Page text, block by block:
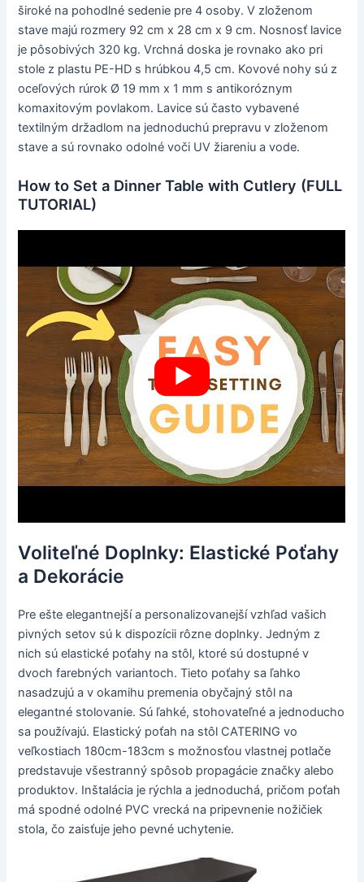
široké na pohodlné sedenie pre 4 osoby. V zloženom
stave majú rozmery 92 cm x 28 cm x 9 cm. Nosnosť lavice
je pôsobivých 320 kg. Vrchná doska je rovnako ako pri
stole z plastu PE-HD s hrúbkou 4,5 cm. Kovové nohy sú z
oceľových rúrok Ø 19 mm x 1 mm s antikoróznym
komaxitovým povlakom. Lavice sú často vybavené
textilným držadlom na jednoduchú prepravu v zloženom
stave a sú rovnako odolné voči UV žiareniu a vode.
How to Set a Dinner Table with Cutlery (FULL
TUTORIAL)
Voliteľné Doplnky: Elastické Poťahy
a Dekorácie
Pre ešte elegantnejší a personalizovanejší vzhľad vašich
pivných setov sú k dispozícii rôzne doplnky. Jedným z
nich sú elastické poťahy na stôl, ktoré sú dostupné v
dvoch farebných variantoch. Tieto poťahy sa ľahko
nasadzujú a v okamihu premenia obyčajný stôl na
elegantné stolovanie. Sú ľahké, stohovateľné a jednoducho
sa používajú. Elastický poťah na stôl CATERING vo
veľkostiach 180cm-183cm s možnosťou vlastnej potlače
predstavuje všestranný spôsob propagácie značky alebo
produktov. Inštalácia je rýchla a jednoduchá, pričom poťah
má spodné odolné PVC vrecká na pripevnenie nožičiek
stola, čo zaisťuje jeho pevné uchytenie.